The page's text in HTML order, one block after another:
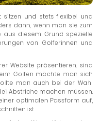
sitzen und stets flexibel und
dann, wenn man sie zum
aus diesem Grund spezielle
von Golferinnen und
Website präsentieren, sind
Golfen möchte man sich
man auch bei der Wahl
Abstriche machen müssen.
optimalen Passform auf,
ist.